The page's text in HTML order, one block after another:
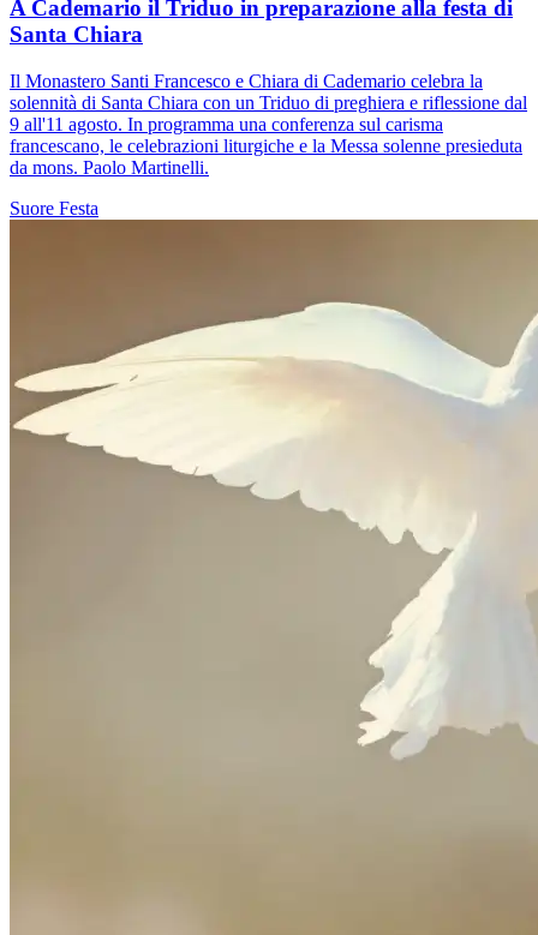
A Cademario il Triduo in preparazione alla festa di
Santa Chiara
Il Monastero Santi Francesco e Chiara di Cademario celebra la
solennità di Santa Chiara con un Triduo di preghiera e riflessione dal
9 all'11 agosto. In programma una conferenza sul carisma
francescano, le celebrazioni liturgiche e la Messa solenne presieduta
da mons. Paolo Martinelli.
Suore Festa